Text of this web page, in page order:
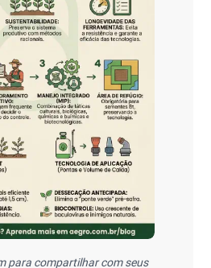
para compartilhar com seus